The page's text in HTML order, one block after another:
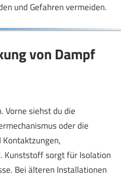
und Gefahren vermeiden.
von Dampf
Vorne siehst du die
oder die
Kunststoff sorgt für Isolation
Bei älteren Installationen